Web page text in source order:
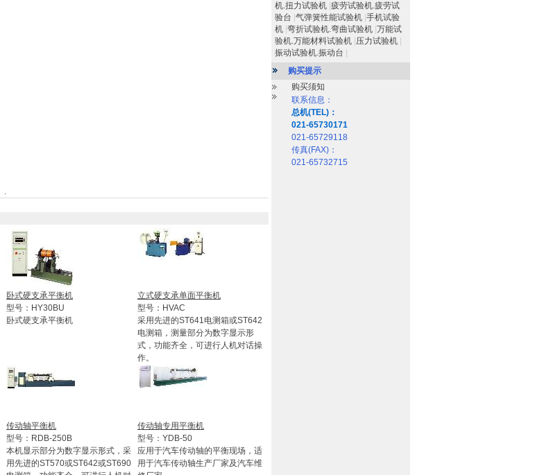
卧式硬支承平衡机
型号：HY30BU
卧式硬支承平衡机
立式硬支承单面平衡机
型号：HVAC
采用先进的ST641电测箱或ST642
电测箱，测量部分为数字显示形
式，功能齐全，可进行人机对话操
作。
传动轴平衡机
型号：RDB-250B
本机显示部分为数字显示形式，采
用先进的ST570或ST642或ST690
传动轴专用平衡机
型号：YDB-50
应用于汽车传动轴的平衡现场，适
用于汽车传动轴生产厂家及汽车维
机.扭力试验机 疲劳试验机.疲劳试
验台 气弹簧性能试验机 手机试验
机 弯折试验机.弯曲试验机 万能试
验机.万能材料试验机 压力试验机
振动试验机.振动台
购买提示
购买须知
联系信息：
总机(TEL)：
021-65730171
021-65729118
传真(FAX)：
021-65732715